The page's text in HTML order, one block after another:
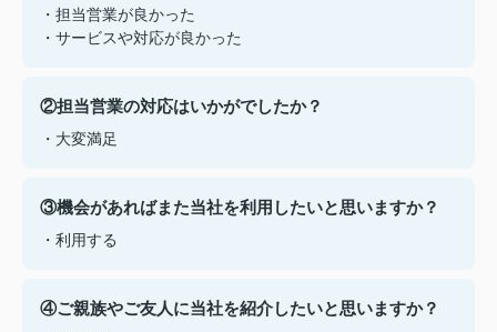
・担当営業が良かった
・サービスや対応が良かった
②担当営業の対応はいかがでしたか？
・大変満足
③機会があればまた当社を利用したいと思いますか？
・利用する
④ご親族やご友人に当社を紹介したいと思いますか？